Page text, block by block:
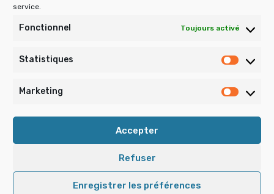
service.
Fonctionnel Toujours activé
Statistiques
Marketing
Accepter
Refuser
Enregistrer les préférences
Publications
• La Tourette Domaine Duez-Mery কৣ Copyright © 2026 •
Mentions Légales